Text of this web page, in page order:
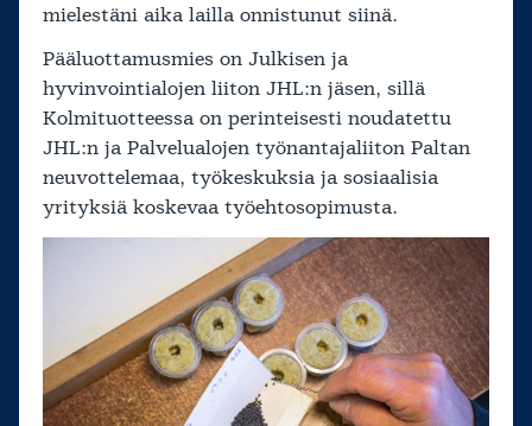
mielestäni aika lailla onnistunut siinä.
Pääluottamusmies on Julkisen ja
hyvinvointialojen liiton JHL:n jäsen, sillä
Kolmituotteessa on perinteisesti noudatettu
JHL:n ja Palvelualojen työnantajaliiton Paltan
neuvottelemaa, työkeskuksia ja sosiaalisia
yrityksiä koskevaa työehtosopimusta.